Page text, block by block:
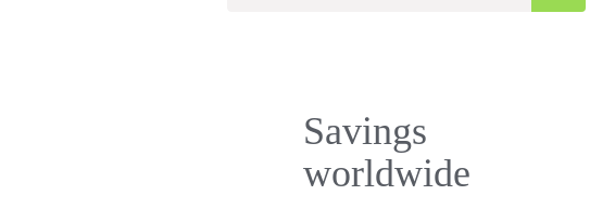
Savings
worldwide